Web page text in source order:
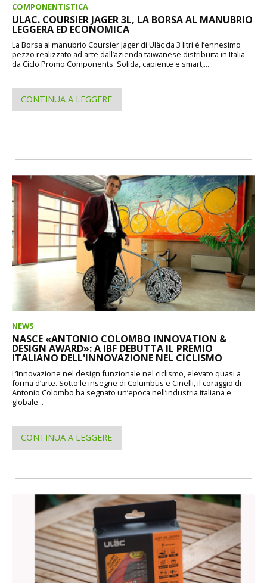
COMPONENTISTICA
ULAC. COURSIER JAGER 3L, LA BORSA AL MANUBRIO
LEGGERA ED ECONOMICA
La Borsa al manubrio Coursier Jager di Uläc da 3 litri è l’ennesimo
pezzo realizzato ad arte dall’azienda taiwanese distribuita in Italia
da Ciclo Promo Components. Solida, capiente e smart,...
CONTINUA A LEGGERE
NEWS
NASCE «ANTONIO COLOMBO INNOVATION &
DESIGN AWARD»: A IBF DEBUTTA IL PREMIO
ITALIANO DELL'INNOVAZIONE NEL CICLISMO
L’innovazione nel design funzionale nel ciclismo, elevato quasi a
forma d’arte. Sotto le insegne di Columbus e Cinelli, il coraggio di
Antonio Colombo ha segnato un’epoca nell’industria italiana e
globale...
CONTINUA A LEGGERE